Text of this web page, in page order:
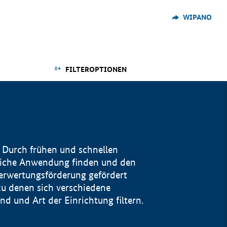
WIPANO
FILTEROPTIONEN
frühen und schnellen
Anwendung finden und den
gefördert
denen sich verschiedene
und Art der Einrichtung filtern.